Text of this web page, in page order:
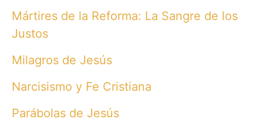
Mártires de la Reforma: La Sangre de los
Justos
Milagros de Jesús
Narcisismo y Fe Cristiana
Parábolas de Jesús